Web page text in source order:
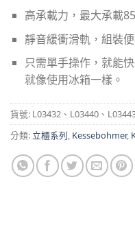
高承載力，最大承載
靜音緩衝滑軌，組裝便
只需單手操作，就能
就像使用冰箱一樣。
貨號: L03432、L03440、
分類: 立櫃系列, Kessebohmer,